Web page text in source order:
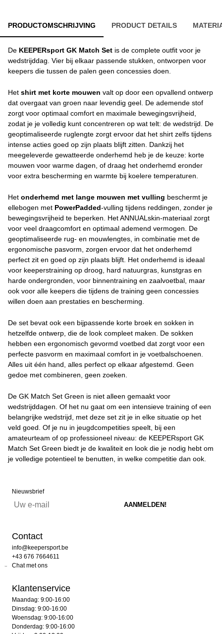
PRODUCTOMSCHRIJVING PRODUCT DETAILS
De KEEPERsport GK Match Set is de complete outfit voor je
wedstrijddag. Vier bij elkaar passende stukken, ontworpen voor
keepers die tussen de palen geen concessies doen.
Het shirt met korte mouwen valt op door een opvallend ontwerp
dat overgaat van groen naar levendig geel. De ademende stof
zorgt voor optimaal comfort en maximale bewegingsvrijheid,
zodat je je volledig kunt concentreren op wat telt: de wedstrijd. De
geoptimaliseerde ruglengte zorgt ervoor dat het shirt zelfs tijdens
intense acties goed op zijn plaats blijft zitten. Dankzij het
meegeleverde gewatteerde onderhemd heb je de keuze: korte
mouwen voor warme dagen, of draag het onderhemd eronder
voor extra bescherming en warmte bij koelere temperaturen.
Het onderhemd met lange mouwen met vulling beschermt je
ellebogen met PowerPadded-vulling tijdens reddingen, zonder je
bewegingsvrijheid te beperken. Het ANNUALskin-materiaal zorgt
voor veel draagcomfort en optimaal ademend vermogen. De
geoptimaliseerde rug- en mouwlengtes, in combinatie met de
ergonomische pasvorm, zorgen ervoor dat het onderhemd
perfect zit en goed op zijn plaats blijft. Het onderhemd is ideaal
voor keeperstraining op droog, hard natuurgras, kunstgras en
harde ondergronden, voor binnentraining en zaalvoetbal, maar
ook voor alle keepers die tijdens de training geen concessies
willen doen aan prestaties en bescherming.
De set bevat ook een bijpassende korte broek en sokken in
hetzelfde ontwerp, die de look compleet maken. De sokken
hebben een ergonomisch gevormd voetbed dat zorgt voor een
perfecte pasvorm en maximaal comfort in je voetbalschoenen.
Alles uit één hand, alles perfect op elkaar afgestemd. Geen
gedoe met combineren, geen zoeken.
De GK Match Set Green is niet alleen gemaakt voor
wedstrijddagen. Of het nu gaat om een intensieve training of een
belangrijke wedstrijd, met deze set zit je in elke situatie op het
veld goed. Of je nu in jeugdcompetities speelt, bij een
amateurteam of op professioneel niveau: de KEEPERsport GK
Match Set Green biedt je de kwaliteit en look die je nodig hebt om
je volledige potentieel te benutten, in welke competitie dan ook.
Nieuwsbrief
Contact
info@keepersport.be
+43 676 7664611
Chat met ons
Klantenservice
Maandag: 9:00-16:00
Dinsdag: 9:00-16:00
Woensdag: 9:00-16:00
Donderdag: 9:00-16:00